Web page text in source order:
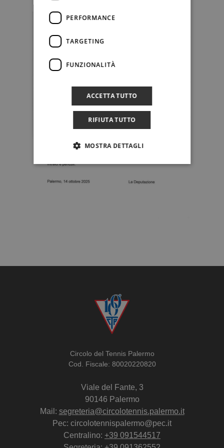
Circolo del Tennis Palermo
Cod. Fiscale: 80020220820
Viale del Fante, 3
90146 Palermo
Mail: segreteria@circolotennis.palermo.it
Pec: circolotennispalermo@pec.it
Centralino: +39 091544517
PERFORMANCE
TARGETING
FUNZIONALITÀ
ACCETTA TUTTO
RIFIUTA TUTTO
MOSTRA DETTAGLI